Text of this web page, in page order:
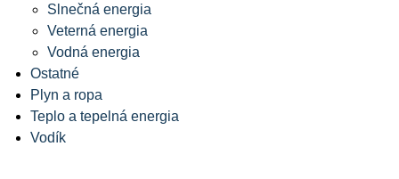
Slnečná energia
Veterná energia
Vodná energia
Ostatné
Plyn a ropa
Teplo a tepelná energia
Vodík